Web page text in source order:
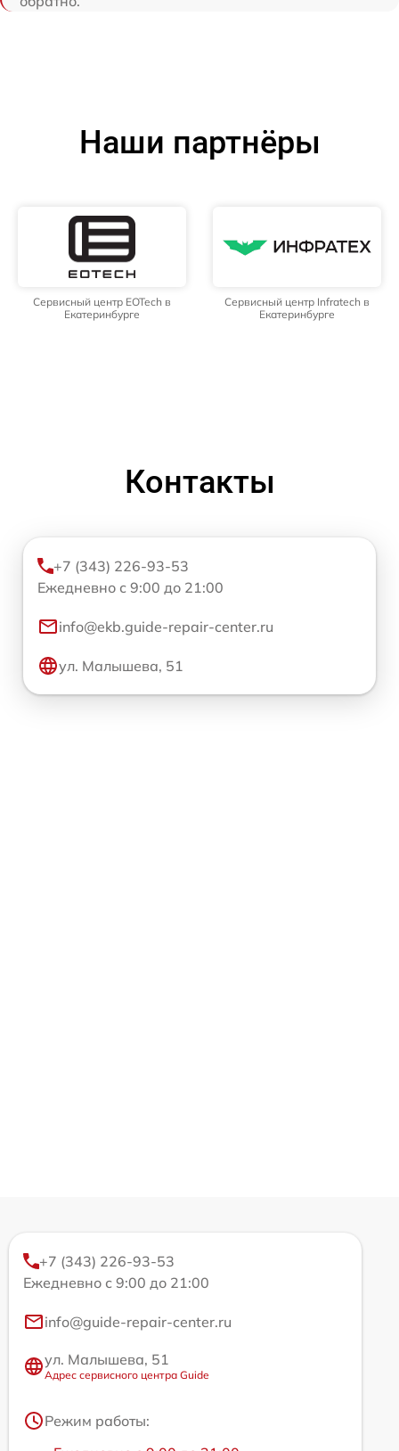
Наши партнёры
Сервисный центр EOTech в
Екатеринбурге
Сервисный центр Infratech в
Екатеринбурге
Контакты
+7 (343) 226-93-53
Ежедневно с 9:00 до 21:00
info@ekb.guide-repair-center.ru
ул. Малышева, 51
+7 (343) 226-93-53
Ежедневно с 9:00 до 21:00
info@guide-repair-center.ru
ул. Малышева, 51
Адрес сервисного центра Guide
Режим работы: